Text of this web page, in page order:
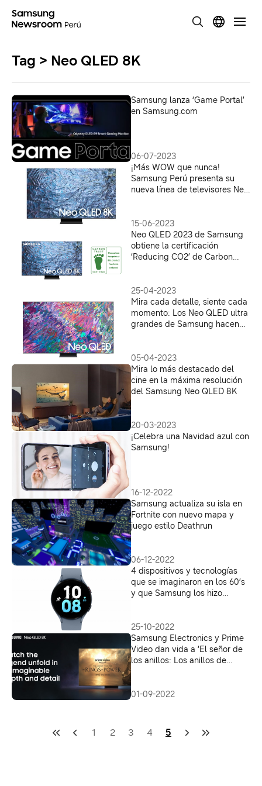
Tag > Neo QLED 8K
Samsung lanza ‘Game Portal’
en Samsung.com
06-07-2023
¡Más WOW que nunca!
Samsung Perú presenta su
nueva línea de televisores Neo
15-06-2023
Neo QLED 2023 de Samsung
obtiene la certificación
‘Reducing CO2’ de Carbon
25-04-2023
Mira cada detalle, siente cada
momento: Los Neo QLED ultra
grandes de Samsung hacen
05-04-2023
Mira lo más destacado del
cine en la máxima resolución
del Samsung Neo QLED 8K
20-03-2023
¡Celebra una Navidad azul con
Samsung!
16-12-2022
Samsung actualiza su isla en
Fortnite con nuevo mapa y
juego estilo Deathrun
06-12-2022
4 dispositivos y tecnologías
que se imaginaron en los 60’s
y que Samsung los hizo
25-10-2022
Samsung Electronics y Prime
Video dan vida a ‘El señor de
los anillos: Los anillos de
01-09-2022
1 2 3 4 5